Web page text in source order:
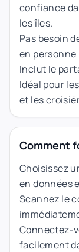
confiance
les îles.
Pas besoin
en personne
Inclut le
Idéal pour
et les
Comment
Choisissez
en données
Scannez le
Connectez-
facilement